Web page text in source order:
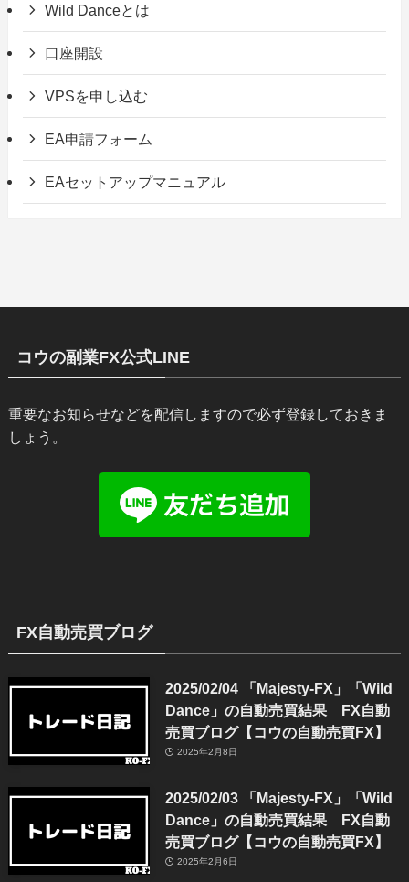
Wild Danceとは
口座開設
VPSを申し込む
EA申請フォーム
EAセットアップマニュアル
コウの副業FX公式LINE
重要なお知らせなどを配信しますので必ず登録しておきま
しょう。
FX自動売買ブログ
2025/02/04 「Majesty-FX」「Wild
Dance」の自動売買結果 FX自動
売買ブログ【コウの自動売買FX】
2025年2月8日
2025/02/03 「Majesty-FX」「Wild
Dance」の自動売買結果 FX自動
売買ブログ【コウの自動売買FX】
2025年2月6日